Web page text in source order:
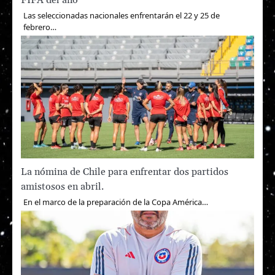
Las seleccionadas nacionales enfrentarán el 22 y 25 de
febrero…
La nómina de Chile para enfrentar dos partidos
amistosos en abril.
En el marco de la preparación de la Copa América…